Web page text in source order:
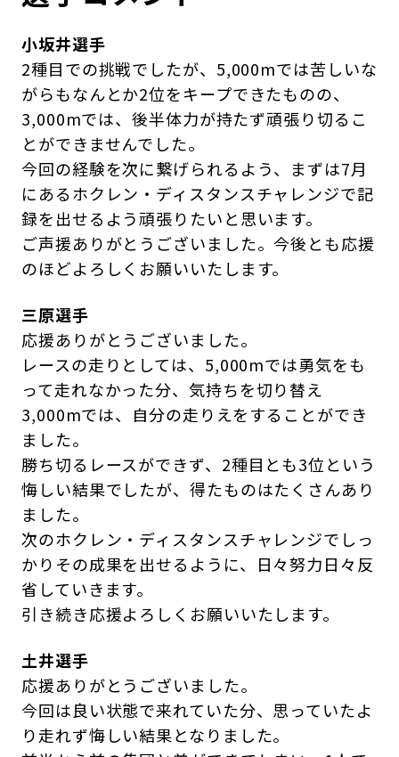
小坂井選手
2種目での挑戦でしたが、5,000mでは苦しいな
がらもなんとか2位をキープできたものの、
3,000mでは、後半体力が持たず頑張り切るこ
とができませんでした。
今回の経験を次に繋げられるよう、まずは7月
にあるホクレン・ディスタンスチャレンジで記
録を出せるよう頑張りたいと思います。
ご声援ありがとうございました。今後とも応援
のほどよろしくお願いいたします。
三原選手
応援ありがとうございました。
レースの走りとしては、5,000mでは勇気をも
って走れなかった分、気持ちを切り替え
3,000mでは、自分の走りえをすることができ
ました。
勝ち切るレースができず、2種目とも3位という
悔しい結果でしたが、得たものはたくさんあり
ました。
次のホクレン・ディスタンスチャレンジでしっ
かりその成果を出せるように、日々努力日々反
省していきます。
引き続き応援よろしくお願いいたします。
土井選手
応援ありがとうございました。
今回は良い状態で来れていた分、思っていたよ
り走れず悔しい結果となりました。